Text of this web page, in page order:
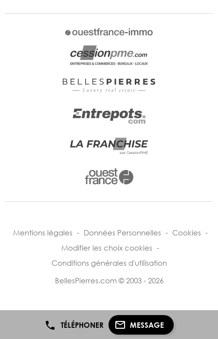
TÉLÉPHONER MESSAGE
Mentions légales - Données Personnelles - Cookies -
Modifier les choix cookies -
Conditions générales d'utilisation
BellesPierres.com © 2003 - 2026